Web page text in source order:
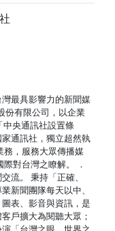
最具影響力的新聞媒
份有限公司，以企業
央通訊社設置條
通訊社，獨立超然執
務，服務大眾傳播媒
對台灣之瞭解。 ．
流。 秉持「正確、
新聞團隊每天以中、
表、影音與資訊，是
戶擴大為閱聽大眾；